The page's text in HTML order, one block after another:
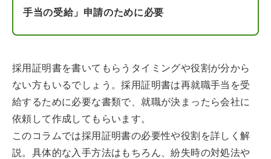
手当の受給」申請のために必要
採用証明書を書いてもらうタイミングや役割が分から
ない方もいるでしょう。採用証明書は再就職手当を受
給するために必要な書類で、就職が決まったら会社に
依頼して作成してもらいます。
このコラムでは採用証明書の必要性や役割を詳しく解
説。具体的な入手方法はもちろん、紛失時の対処法や